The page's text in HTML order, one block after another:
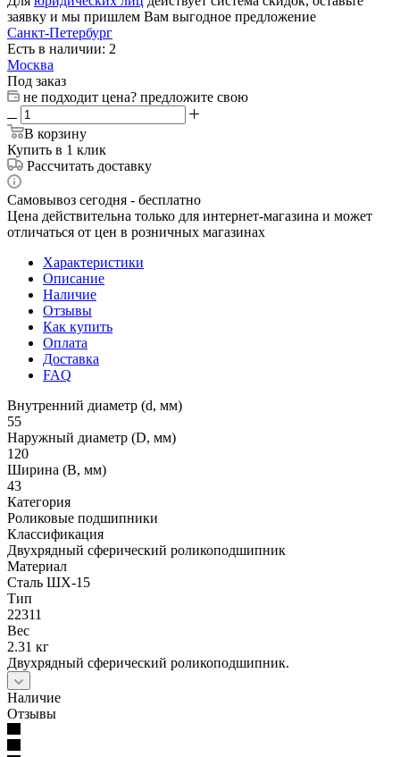
заявку и мы пришлем Вам выгодное предложение
Санкт-Петербург
Есть в наличии: 2
Москва
Под заказ
не подходит цена? предложите свою
В корзину
Купить в 1 клик
Рассчитать доставку
Самовывоз сегодня - бесплатно
Цена действительна только для интернет-магазина и может
отличаться от цен в розничных магазинах
Характеристики
Описание
Наличие
Отзывы
Как купить
Оплата
Доставка
FAQ
Внутренний диаметр (d, мм)
55
Наружный диаметр (D, мм)
120
Ширина (B, мм)
43
Категория
Роликовые подшипники
Классификация
Двухрядный сферический роликоподшипник
Материал
Сталь ШХ-15
Тип
22311
Вес
2.31 кг
Двухрядный сферический роликоподшипник.
Наличие
Отзывы